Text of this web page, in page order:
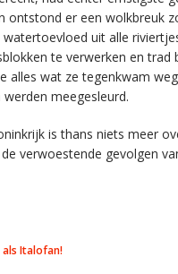
ontstond er een wolkbreuk
uit alle
te verwerken en trad
alles wat ze tegenkwam
meegesleurd.
is thans niets meer
verwoestende gevolgen
als Italofan!